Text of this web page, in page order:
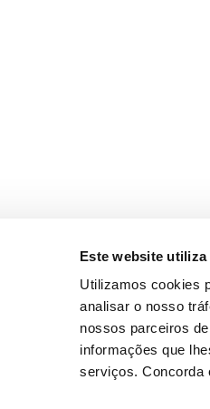
Este website utiliza
Utilizamos cookies
analisar o nosso
nossos parceiros
informações que
serviços. Concorda